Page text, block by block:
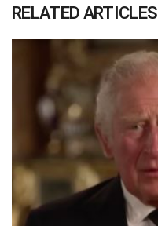
RELATED ARTICLES